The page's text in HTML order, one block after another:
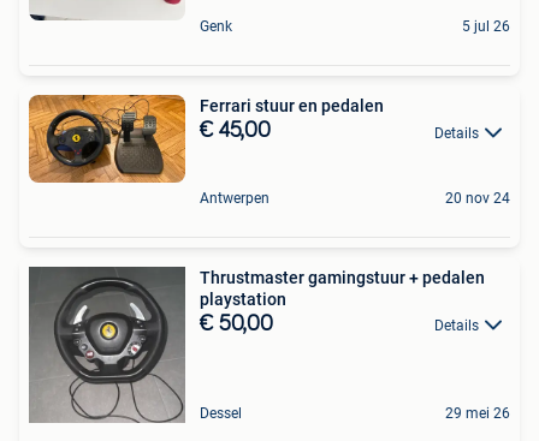
Genk 5 jul 26
Ferrari stuur en pedalen
€ 45,00 Details
Antwerpen 20 nov 24
Thrustmaster gamingstuur + pedalen
playstation
€ 50,00 Details
Dessel 29 mei 26